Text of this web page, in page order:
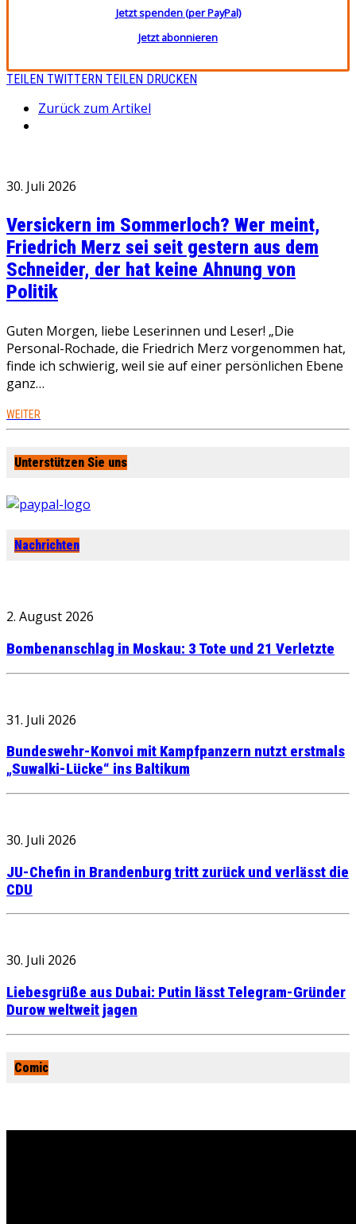
Jetzt spenden (per PayPal)
Jetzt abonnieren
TEILEN TWITTERN TEILEN DRUCKEN
Zurück zum Artikel
30. Juli 2026
Versickern im Sommerloch? Wer meint,
Friedrich Merz sei seit gestern aus dem
Schneider, der hat keine Ahnung von
Politik
Guten Morgen, liebe Leserinnen und Leser! „Die
Personal-Rochade, die Friedrich Merz vorgenommen hat,
finde ich schwierig, weil sie auf einer persönlichen Ebene
ganz…
WEITER
Unterstützen Sie uns
Nachrichten
2. August 2026
Bombenanschlag in Moskau: 3 Tote und 21 Verletzte
31. Juli 2026
Bundeswehr-Konvoi mit Kampfpanzern nutzt erstmals
„Suwalki-Lücke“ ins Baltikum
30. Juli 2026
JU-Chefin in Brandenburg tritt zurück und verlässt die
CDU
30. Juli 2026
Liebesgrüße aus Dubai: Putin lässt Telegram-Gründer
Durow weltweit jagen
Comic